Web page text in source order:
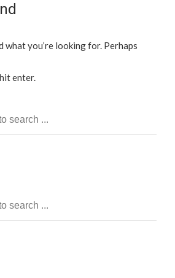
what you’re looking for. Perhaps
enter.